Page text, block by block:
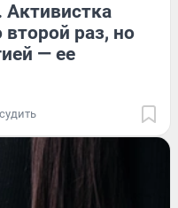
Активистка
раз, но
— ее